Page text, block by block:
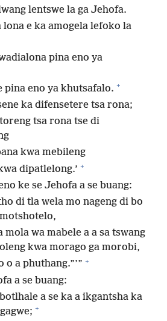
lentswe la ga Jehofa.
lona e ka amogela lefoko la
pina eno ya
pina eno ya khutsafalo. +
ka difensetere tsa rona;
tsa rona tse di
kwa mebileng
dipatlelong.’ +
ke se Jehofa a se buang:
di tla wela mo nageng di bo
mola wa mabele a a sa tswang
kwa morago ga morobi,
o a phuthang.”’” +
a se buang:
a se ka a ikgantsha ka
+